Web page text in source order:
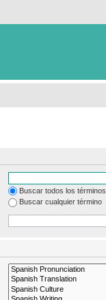
Buscar todos los términos
Buscar cualquier término